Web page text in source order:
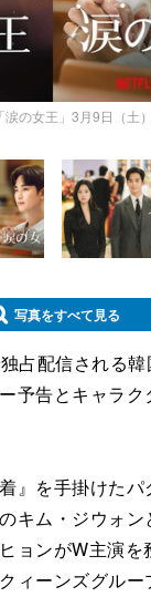
涙の女王」3月9日（土
写真をすべて見る
占配信される韓
予告とキャラ
』を手掛けたパ
キム・ジウォン
ョンがW主演を
ィーンズグルー